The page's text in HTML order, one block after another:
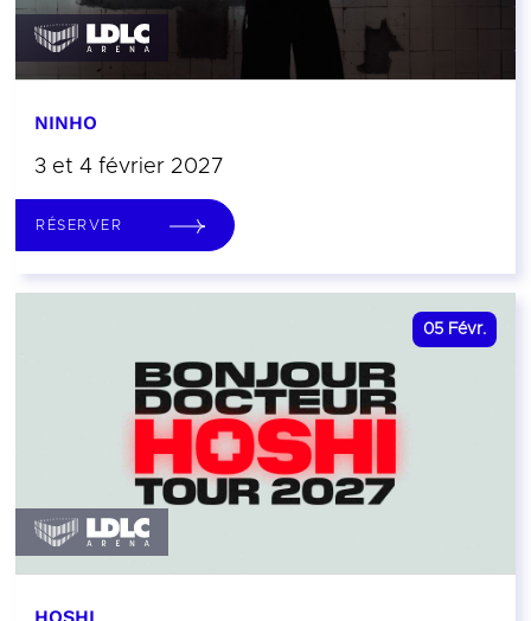
NINHO
3 et 4 février 2027
RÉSERVER
05 Févr.